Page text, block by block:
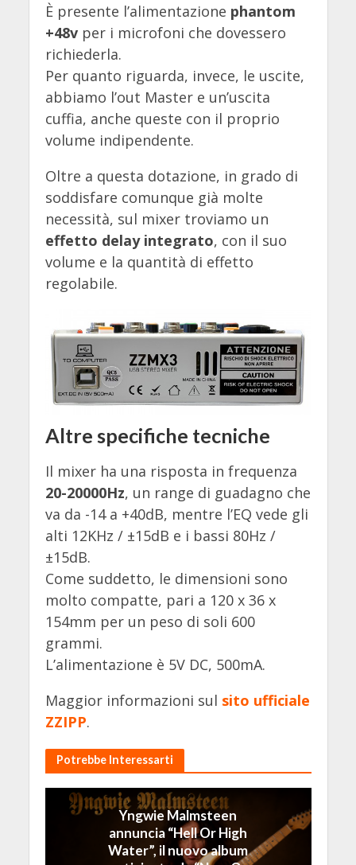
È presente l’alimentazione phantom
+48v per i microfoni che dovessero
richiederla.
Per quanto riguarda, invece, le uscite,
abbiamo l’out Master e un’uscita
cuffia, anche queste con il proprio
volume indipendente.
Oltre a questa dotazione, in grado di
soddisfare comunque già molte
necessità, sul mixer troviamo un
effetto delay integrato, con il suo
volume e la quantità di effetto
regolabile.
Altre specifiche tecniche
Il mixer ha una risposta in frequenza
20-20000Hz, un range di guadagno che
va da -14 a +40dB, mentre l’EQ vede gli
alti 12KHz / ±15dB e i bassi 80Hz /
±15dB.
Come suddetto, le dimensioni sono
molto compatte, pari a 120 x 36 x
154mm per un peso di soli 600
grammi.
L’alimentazione è 5V DC, 500mA.
Maggior informazioni sul sito ufficiale
ZZIPP.
Potrebbe Interessarti
Yngwie Malmsteen
annuncia “Hell Or High
Water”, il nuovo album